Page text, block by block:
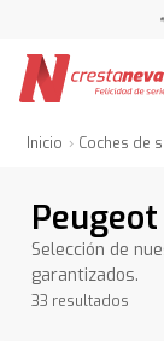
Inicio Coches de
Selección de
garantizados.
33 resultados